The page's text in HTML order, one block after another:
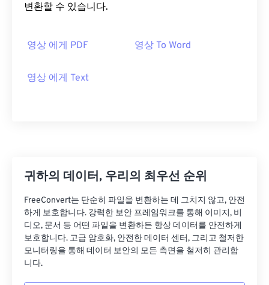
변환할 수 있습니다.
영상 에게 PDF 영상 To Word
영상 에게 Text
귀하의 데이터, 우리의 최우선 순위
FreeConvert는 단순히 파일을 변환하는 데 그치지 않고, 안전
하게 보호합니다. 강력한 보안 프레임워크를 통해 이미지, 비
디오, 문서 등 어떤 파일을 변환하든 항상 데이터를 안전하게
보호합니다. 고급 암호화, 안전한 데이터 센터, 그리고 철저한
모니터링을 통해 데이터 보안의 모든 측면을 철저히 관리합
니다.